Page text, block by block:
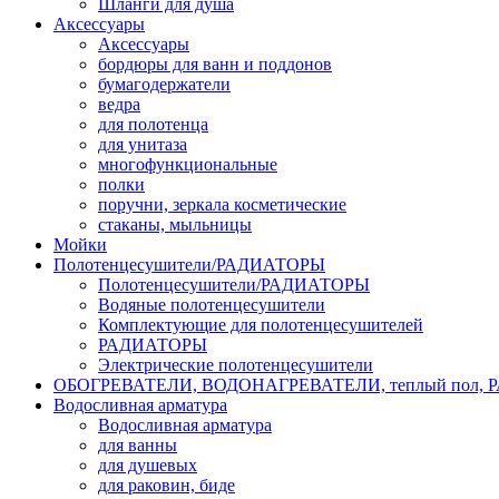
Шланги для душа
Аксессуары
Аксессуары
бордюры для ванн и поддонов
бумагодержатели
ведра
для полотенца
для унитаза
многофункциональные
полки
поручни, зеркала косметические
стаканы, мыльницы
Мойки
Полотенцесушители/РАДИАТОРЫ
Полотенцесушители/РАДИАТОРЫ
Водяные полотенцесушители
Комплектующие для полотенцесушителей
РАДИАТОРЫ
Электрические полотенцесушители
ОБОГРЕВАТЕЛИ, ВОДОНАГРЕВАТЕЛИ, теплый пол,
Водосливная арматура
Водосливная арматура
для ванны
для душевых
для раковин, биде